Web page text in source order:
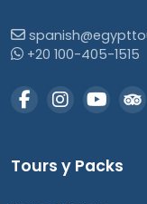
+20 100-405-1515
Tours y Packs